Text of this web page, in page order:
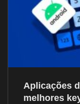
Aplicações
melhores